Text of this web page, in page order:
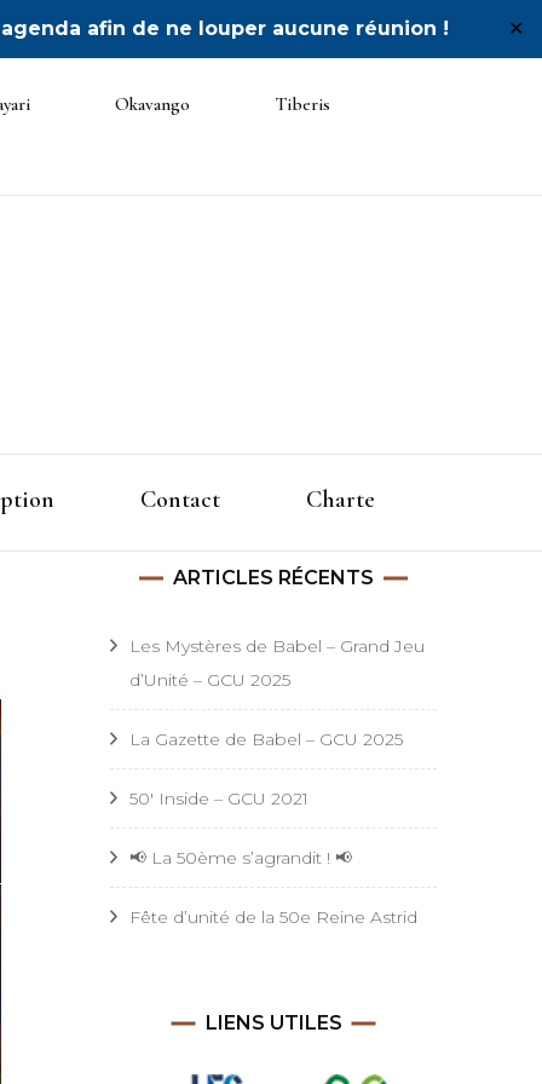
afin de ne louper aucune réunion ! ✕
Okavango Tiberis
Unité
Contact Charte
ARTICLES RÉCENTS
Les Mystères de Babel – Grand Jeu
d’Unité – GCU 2025
La Gazette de Babel – GCU 2025
50′ Inside – GCU 2021
📢 La 50ème s’agrandit ! 📢
Fête d’unité de la 50e Reine Astrid
LIENS UTILES